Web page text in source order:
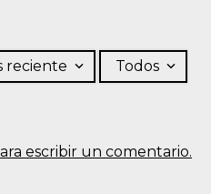
escribir un comentario.
reciente Todos